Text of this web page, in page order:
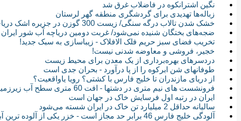
نگین اشترانکوه در فاضلاب غرق شد
زباله‌ها تهدیدی برای گردشگری منطقه گهر لرستان
خشک شدن تالاب درگه سنگی/ زیست 300 گوزن در جزیره اشک دریاچه ارومیه
ضجه‌های بختگان شنیده نمی‌شود/ غربت دومین دریاچه آب شور ایران
تخریب فضای سبز حریم فلک الافلاک - زیباسازی به سبک جدید!
خجیر، فروشی و معاوضه شدنی نیست!
دردسرهای بهره‌برداری از یک معدن برای محیط زیست
طوفانهای شن ابرکوه را از پا درآورد - بحران جدی است
از دریای مازندران تا خلیج فارس با کشتی؟ رویا یاواقعیت؟
فرونشست های نیم متری در دشتها - افت 60 متری سطح آب زیرزمینی در ایران
ایران در رتبه اول فرسایش خاک در جهان است
سالیانه حداقل 2 میلیارد تن خاک در ایران شسته می‌شود
آلودگی خلیج فارس 46 برابر حد مجاز است - خزر یکی از آلوده ترین آبگیرهای جهان